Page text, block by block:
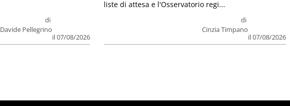
di
Davide Pellegrino
il 07/08/2026
di
Cinzia Timpano
il 07/08/2026
liste di attesa e l'Osservatorio regi...